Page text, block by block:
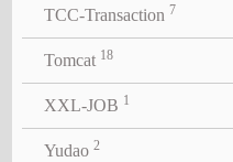
TCC-Transaction 7
Tomcat 18
XXL-JOB 1
Yudao 2